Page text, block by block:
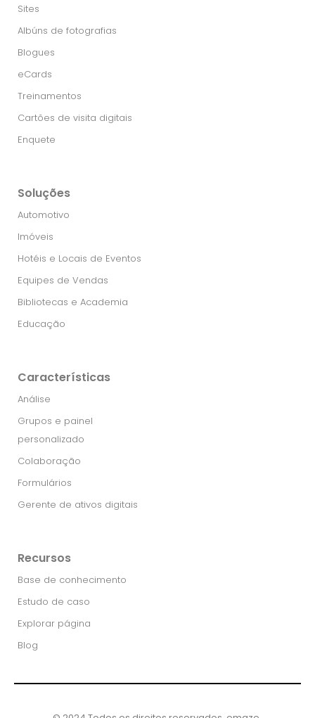
Sites
Albúns de fotografias
Blogues
eCards
Treinamentos
Cartões de visita digitais
Enquete
Soluções
Automotivo
Imóveis
Hotéis e Locais de Eventos
Equipes de Vendas
Bibliotecas e Academia
Educação
Características
Análise
Grupos e painel
personalizado
Colaboração
Formulários
Gerente de ativos digitais
Recursos
Base de conhecimento
Estudo de caso
Explorar página
Blog